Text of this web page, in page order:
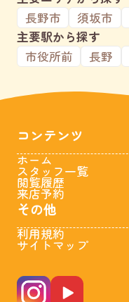
長野市
須坂市
主要駅から探す
市役所前
長野
コンテンツ
ホーム
スタッフ一覧
閲覧履歴
来店予約
その他
利用規約
サイトマップ